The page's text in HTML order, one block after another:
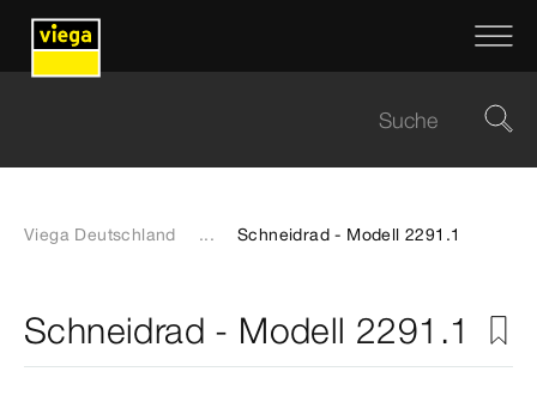
Viega Deutschland ... Schneidrad - Modell 2291.1
Schneidrad - Modell 2291.1